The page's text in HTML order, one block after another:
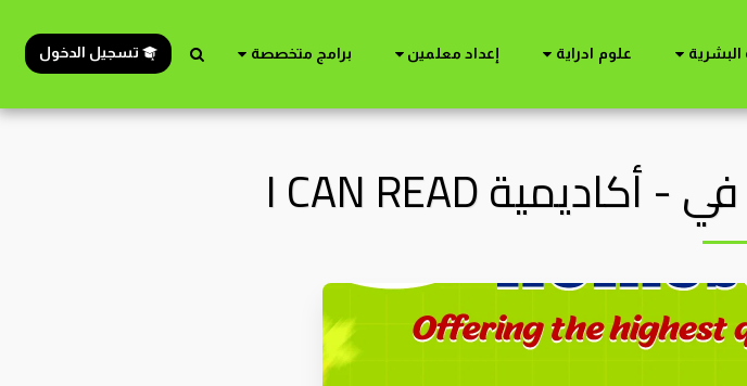
البشرية علوم ادراية إعداد معلمين برامج متخصصة تسجيل الدخول